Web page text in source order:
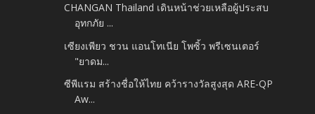
CHANGAN Thailand เดินหน้าช่วยเหลือผู้ประสบ
อุทกภัย ...
เซียงเพียว ชวน แอนโทเนีย โพซิ้ว พรีเซนเตอร์
"ยาดม...
ซีพีแรม สร้างชื่อให้ไทย คว้ารางวัลสูงสุด ARE-QP
Aw...